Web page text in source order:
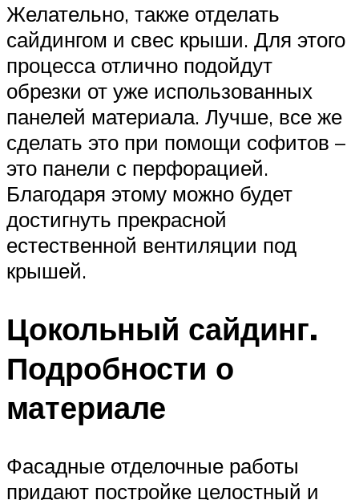
Желательно, также отделать
сайдингом и свес крыши. Для этого
процесса отлично подойдут
обрезки от уже использованных
панелей материала. Лучше, все же
сделать это при помощи софитов –
это панели с перфорацией.
Благодаря этому можно будет
достигнуть прекрасной
естественной вентиляции под
крышей.
Цокольный сайдинг.
Подробности о
материале
Фасадные отделочные работы
придают постройке целостный и